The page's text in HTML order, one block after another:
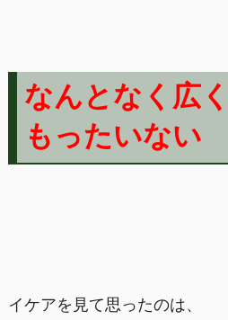
なんとなく広
もったいない
イケアを見て思ったのは、